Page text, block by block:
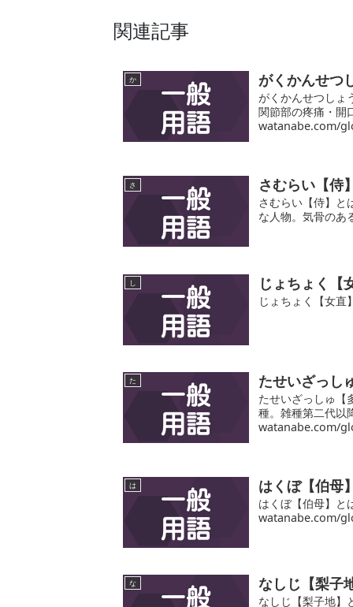
関連記事
か がくかんせつ
がくかんせつしょ
関節部の疼痛・
watanabe.com/
さ さむらい【侍
さむらい【侍】と
な人物。気骨の
し じょちょく【
じょちょく【女
た たせいざっし
たせいざっしゅ【
種。雑種第二代
watanabe.com/
は はくぼ【伯母
はくぼ【伯母】
watanabe.com/
な なしじ【梨子
なしじ【梨子地】